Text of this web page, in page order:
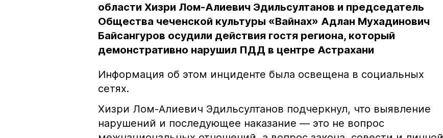
области Хизри Лом-Алиевич Эдильсултанов и председатель
Общества чеченской культуры «Вайнах» Адлан Мухадинович
Байсангуров осудили действия гостя региона, который
демонстративно нарушил ПДД в центре Астрахани
Информация об этом инциденте была освещена в социальных
сетях.
Хизри Лом-Алиевич Эдильсултанов подчеркнул, что выявление
нарушений и последующее наказание — это не вопрос